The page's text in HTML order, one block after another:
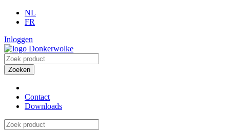
NL
FR
Inloggen
Zoeken
Contact
Downloads